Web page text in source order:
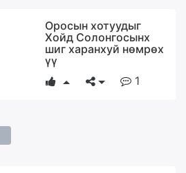
Оросын хотуудыг
Хойд Солонгосынх
шиг харанхуй нөмрөх
үү
1